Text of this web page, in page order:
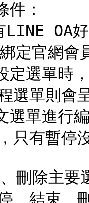
：
選單時
選單則會
單進行
只有暫停
刪除主要
、結束